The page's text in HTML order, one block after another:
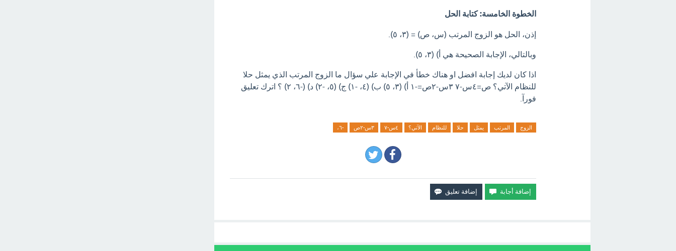
الخطوة الخامسة: كتابة الحل
إذن، الحل هو الزوج المرتب (س، ص) = (٣، ٥).
وبالتالي، الإجابة الصحيحة هي أ) (٣، ٥).
اذا كان لديك إجابة افضل او هناك خطأ في الإجابة علي سؤال ما الزوج المرتب الذي يمثل حلا
للنظام الآتي؟ ص=٤س-٧ ٣س-٢ص=-١ أ) (٣، ٥) ب) (٤، -١) ج) (٥، -٢) د) (-٦، ٢) ؟ اترك تعليق
فورآ.
الزوج المرتب يمثل حلا للنظام الآتي؟ ٤س-٧ ٣س-٢ص -٦،